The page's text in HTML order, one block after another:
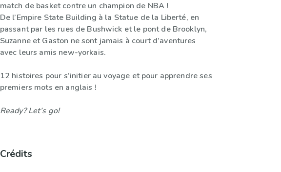
match de basket contre un champion de NBA !
De l’Empire State Building à la Statue de la Liberté, en
passant par les rues de Bushwick et le pont de Brooklyn,
Suzanne et Gaston ne sont jamais à court d’aventures
avec leurs amis new-yorkais.
12 histoires pour s’initier au voyage et pour apprendre ses
premiers mots en anglais !
Ready? Let’s go!
Crédits